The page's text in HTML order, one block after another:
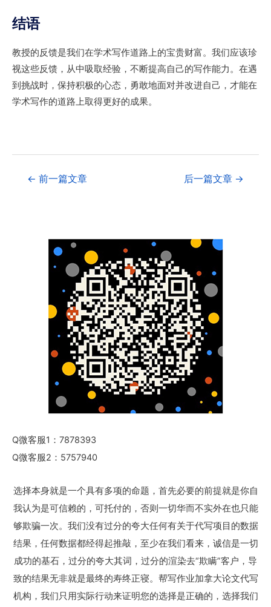
结语
教授的反馈是我们在学术写作道路上的宝贵财富。我们应该珍
视这些反馈，从中吸取经验，不断提高自己的写作能力。在遇
到挑战时，保持积极的心态，勇敢地面对并改进自己，才能在
学术写作的道路上取得更好的成果。
← 前一篇文章 后一篇文章 →
Q微客服1：7878393
Q微客服2：5757940
选择本身就是一个具有多项的命题，首先必要的前提就是你自
我认为是可信赖的，可托付的，否则一切华而不实外在也只能
够欺骗一次。我们没有过分的夸大任何有关于代写项目的数据
结果，任何数据都经得起推敲，至少在我们看来，诚信是一切
成功的基石，过分的夸大其词，过分的渲染去“欺瞒”客户，导
致的结果无非就是最终的寿终正寝。帮写作业加拿大论文代写
机构，我们只用实际行动来证明您的选择是正确的，选择我们